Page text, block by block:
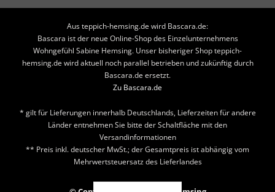
Aus teppich-hemsing.de wird Bascara.de:
Bascara ist der neue Online-Shop des Einzelunternehmens
Wohngefühl Sabine Hemsing. Unser bisheriger Shop teppich-
hemsing.de wird aktuell noch parallel betrieben und zukünftig durch
Bascara.de ersetzt.
Zu Bascara.de
* gilt für Lieferungen innerhalb Deutschlands, Lieferzeiten für andere
Länder entnehmen Sie bitte der Schaltfläche mit den
Versandinformationen
** Preis inkl. deutscher MwSt.; der Gesamtpreis ist abhängig vom
Mehrwertsteuersatz des Lieferlandes